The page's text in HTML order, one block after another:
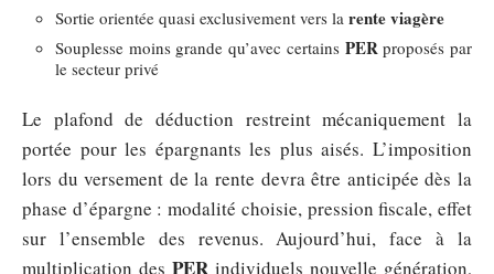
Sortie orientée quasi exclusivement vers la rente viagère
Souplesse moins grande qu’avec certains PER proposés par
le secteur privé
Le plafond de déduction restreint mécaniquement la
portée pour les épargnants les plus aisés. L’imposition
lors du versement de la rente devra être anticipée dès la
phase d’épargne : modalité choisie, pression fiscale, effet
sur l’ensemble des revenus. Aujourd’hui, face à la
multiplication des PER individuels nouvelle génération,